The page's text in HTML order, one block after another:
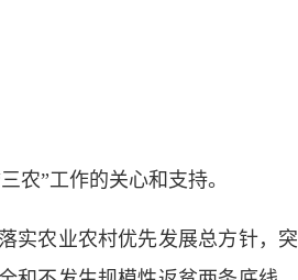
”工作的关心和支持。
实农业农村优先发展总方针，突